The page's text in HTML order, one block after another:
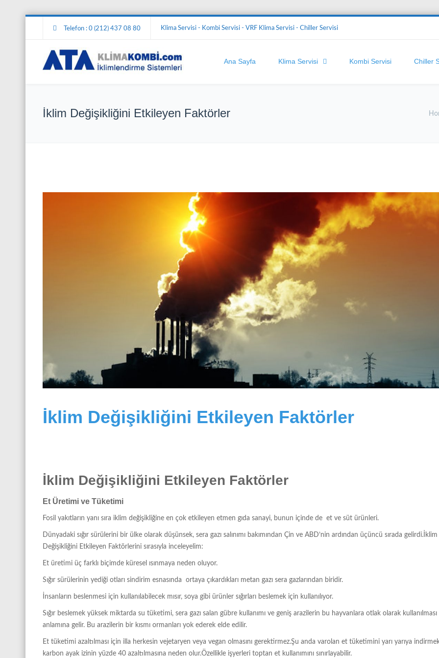
Telefon : 0 (212) 437 08 80 Klima Servisi - Kombi Servisi - VRF Klima Servisi - Chiller Servisi
Ana Sayfa Klima Servisi Kombi Servisi Chiller
İklim Değişikliğini Etkileyen Faktörler
İklim Değişikliğini Etkileyen Faktörler
İklim Değişikliğini Etkileyen Faktörler
Et Üretimi ve Tüketimi
Fosil yakıtların yanı sıra iklim değişikliğine en çok etkileyen etmen gıda sanayi, bunun içinde de et ve süt ürünleri.
Dünyadaki sığır sürülerini bir ülke olarak düşünsek, sera gazı salınımı bakımından Çin ve ABD’nin ardından üçüncü sırada gelirdi.İklim
Değişikliğini Etkileyen Faktörlerini sırasıyla inceleyelim:
Et üretimi üç farklı biçimde küresel ısınmaya neden oluyor.
Sığır sürülerinin yediği otları sindirim esnasında ortaya çıkardıkları metan gazı sera gazlarından biridir.
İnsanların beslenmesi için kullanılabilecek mısır, soya gibi ürünler sığırları beslemek için kullanılıyor.
Sığır beslemek yüksek miktarda su tüketimi, sera gazı salan gübre kullanımı ve geniş arazilerin bu hayvanlara otlak olarak kullanılması
anlamına gelir. Bu arazilerin bir kısmı ormanları yok ederek elde edilir.
Et tüketimi azaltılması için illa herkesin vejetaryen veya vegan olmasını gerektirmez.Şu anda varolan et tüketimini yarı yarıya
karbon ayak izinin yüzde 40 azaltılmasına neden olur.Özellikle işyerleri toptan et kullanımını sınırlayabilir.